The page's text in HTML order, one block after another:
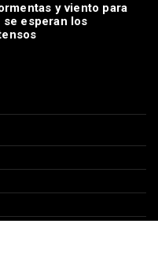
y viento para
se esperan los